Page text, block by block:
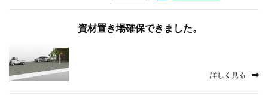
資材置き場確保できました。
詳しく見る